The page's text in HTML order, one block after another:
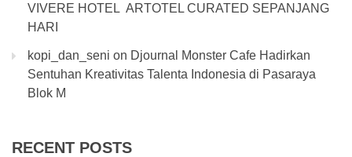
VIVERE HOTEL ARTOTEL CURATED SEPANJANG
HARI
kopi_dan_seni on Djournal Monster Cafe Hadirkan
Sentuhan Kreativitas Talenta Indonesia di Pasaraya
Blok M
RECENT POSTS